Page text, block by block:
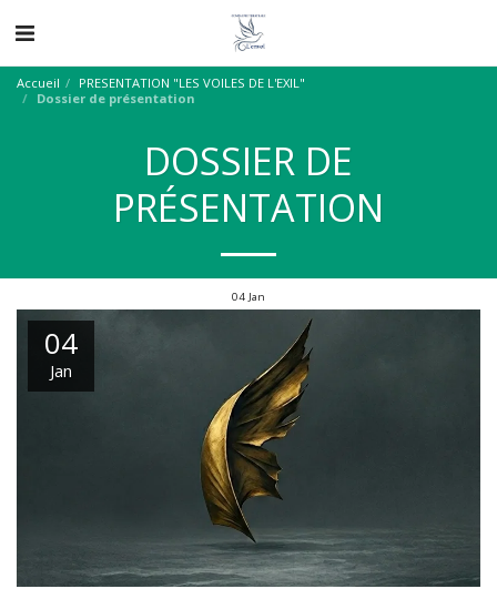
Accueil
PRESENTATION "LES VOILES DE L'EXIL"
Dossier de présentation
DOSSIER DE
PRÉSENTATION
04 Jan
04
Jan